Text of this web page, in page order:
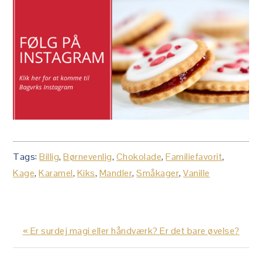
Tags:Billig,Børnevenlig, Chokolade,Familiefavorit,
Kage,Karamel, Kiks, Mandler,Småkager,Vanille
Previous
Post:
« Er surdej magi eller håndværk? Er det bare øvelse?